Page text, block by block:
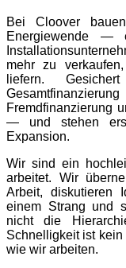
Bei Cloover
Energiewende —
mehr zu
liefern.
Fremdfinanzierung
— und stehen
Expansion.
Wir sind ein
arbeitet. Wir
Arbeit, diskutieren
einem Strang und
nicht die
Schnelligkeit ist
wie wir arbeiten.